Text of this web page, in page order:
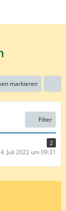
markieren
Filter
2
Juli 2022 um 09:31